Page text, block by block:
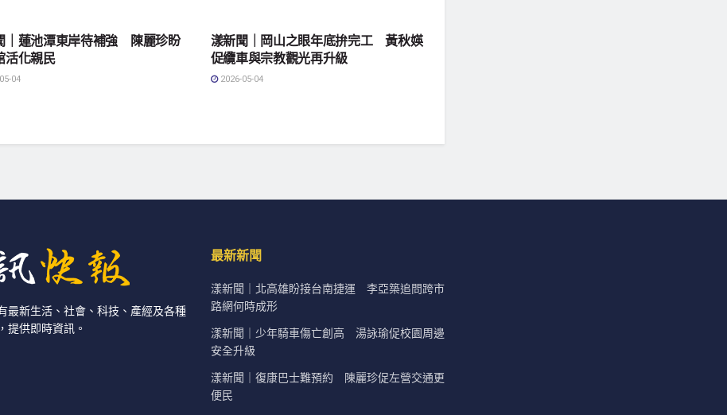
｜蓮池潭東岸待補強 陳麗珍盼
活化親民
04
漾新聞｜岡山之眼年底拚完工 黃秋媖
促纜車與宗教觀光再升級
2026-05-04
最新生活、社會、科技、產經及各種
提供即時資訊。
最新新聞
漾新聞｜北高雄盼接台南捷運 李亞築追問跨市
路網何時成形
漾新聞｜少年騎車傷亡創高 湯詠瑜促校園周邊
安全升級
漾新聞｜復康巴士難預約 陳麗珍促左營交通更
便民